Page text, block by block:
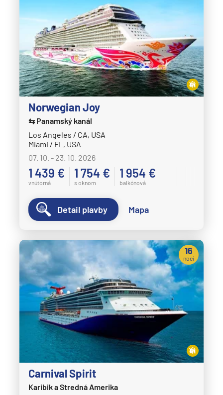
Norwegian Joy
⇆ Panamský kanál
Los Angeles / CA, USA
Miami / FL, USA
07. 10. - 23. 10. 2026
1 439 €
vnútorná
1 754 €
s oknom
1 954 €
balkónová
Detail plavby Mapa
Carnival Spirit
Karibik a Stredná Amerika
16
nocí